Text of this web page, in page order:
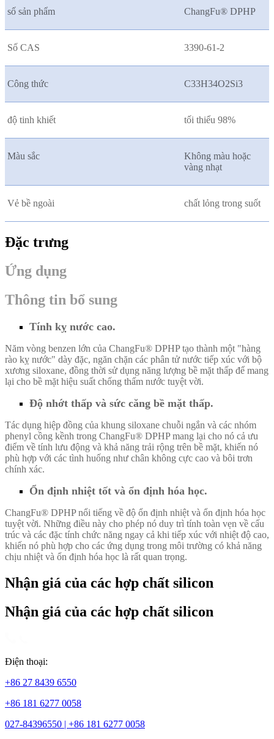
số sản phẩm ChangFu® DPHP
Số CAS 3390-61-2
Công thức C33H34O2Si3
độ tinh khiết tối thiểu 98%
Màu sắc
Không màu hoặc
vàng nhạt
Vẻ bề ngoài chất lỏng trong suốt
Đặc trưng
Ứng dụng
Thông tin bổ sung
Tính kỵ nước cao.
Năm vòng benzen lớn của ChangFu® DPHP tạo thành một "hàng
rào kỵ nước" dày đặc, ngăn chặn các phân tử nước tiếp xúc với bộ
xương siloxane, đồng thời sử dụng năng lượng bề mặt thấp để mang
lại cho bề mặt hiệu suất chống thấm nước tuyệt vời.
Độ nhớt thấp và sức căng bề mặt thấp.
Tác dụng hiệp đồng của khung siloxane chuỗi ngắn và các nhóm
phenyl cồng kềnh trong ChangFu® DPHP mang lại cho nó cả ưu
điểm về tính lưu động và khả năng trải rộng trên bề mặt, khiến nó
phù hợp với các tình huống như chân không cực cao và bôi trơn
chính xác.
Ổn định nhiệt tốt và ổn định hóa học.
ChangFu® DPHP nổi tiếng về độ ổn định nhiệt và ổn định hóa học
tuyệt vời. Những điều này cho phép nó duy trì tính toàn vẹn về cấu
trúc và các đặc tính chức năng ngay cả khi tiếp xúc với nhiệt độ cao,
khiến nó phù hợp cho các ứng dụng trong môi trường có khả năng
chịu nhiệt và ổn định hóa học là rất quan trọng.
Nhận giá của các hợp chất silicon
Nhận giá của các hợp chất silicon
Điện thoại:
+86 27 8439 6550
+86 181 6277 0058
027-84396550 | +86 181 6277 0058